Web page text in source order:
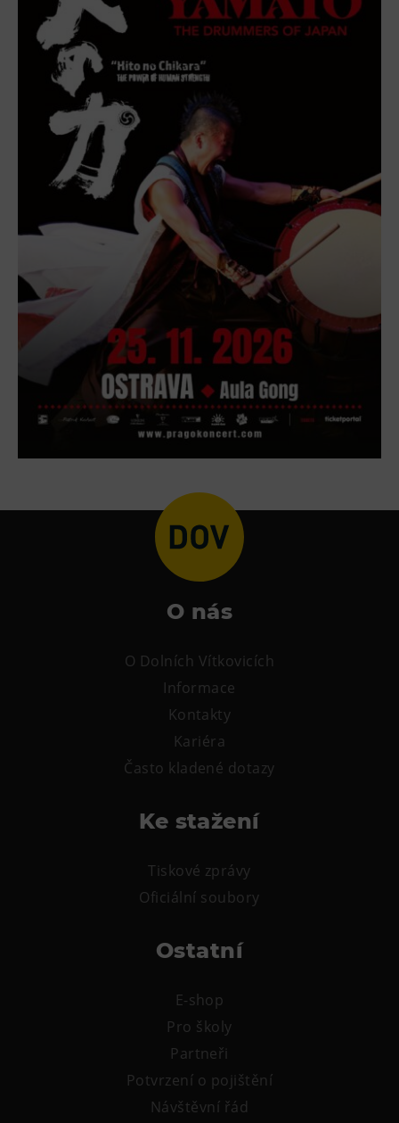
FUTURE café
Catering
Ubytování
Hotel VP1
Vila Liběna
Narozeninové oslavy
Tematické dárkové poukazy
DOVýuky
Kroužky pro děti
Výjezdní akce
O nás
O Dolních Vítkovicích
Informace
Kontakty
Kariéra
Často kladené dotazy
Ke stažení
Tiskové zprávy
Oficiální soubory
Ostatní
E-shop
Pro školy
Partneři
Potvrzení o pojištění
Návštěvní řád